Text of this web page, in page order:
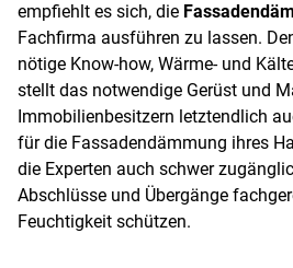
empfiehlt es sich, die
Fachfirma ausführen zu lassen.
nötige Know-how, Wärme- und
stellt das notwendige Gerüst und
Immobilienbesitzern letztendlich
für die Fassadendämmung ihres
die Experten auch schwer
Abschlüsse und Übergänge
Feuchtigkeit schützen.